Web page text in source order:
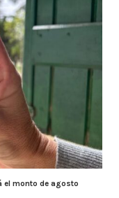
el monto de agosto